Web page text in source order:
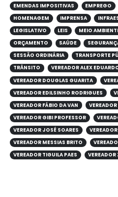
EMENDAS IMPOSITIVAS
EMPREGO
HOMENAGEM
IMPRENSA
LEGISLATIVO
LEIS MEIO
ORÇAMENTO
SAÚDE
SESSÃO ORDINÁRIA
TRANSPORTE
TRÂNSITO
VEREADOR ALEX
VEREADOR DOUGLAS GUARITA
VEREADOR EDILSINHO RODRIGUES
VEREADOR FÁBIO DA VAN
VEREADOR GIBI PROFESSOR
VEREADOR JOSÉ SOARES
VEREADOR MESSIAS BRITO
VEREADOR TIGUILA PAES
VEREADOR